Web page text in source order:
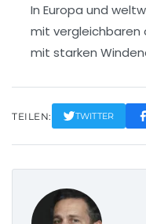
In Europa und
mit vergleichbaren
mit starken
TEILEN: TWITTER